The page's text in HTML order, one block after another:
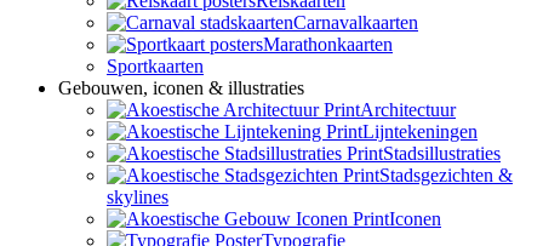
Carnavalkaarten
Marathonkaarten
Sportkaarten
Gebouwen, iconen & illustraties
Architectuur
Lijntekeningen
Stadsillustraties
Stadsgezichten &
skylines
Iconen
Typografie